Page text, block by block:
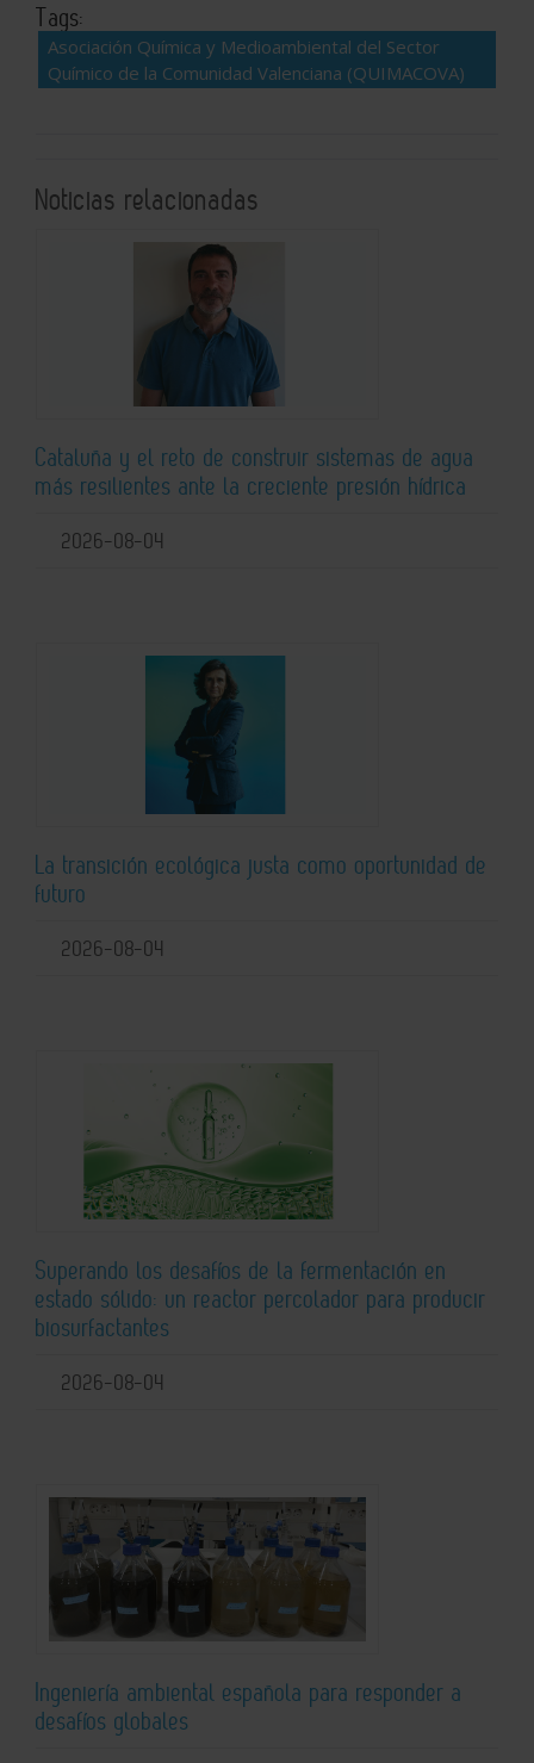
Tags:
Asociación Química y Medioambiental del Sector
Químico de la Comunidad Valenciana (QUIMACOVA)
Noticias relacionadas
Cataluña y el reto de construir sistemas de agua
más resilientes ante la creciente presión hídrica
2026-08-04
La transición ecológica justa como oportunidad de
futuro
2026-08-04
Superando los desafíos de la fermentación en
estado sólido: un reactor percolador para producir
biosurfactantes
2026-08-04
Ingeniería ambiental española para responder a
desafíos globales